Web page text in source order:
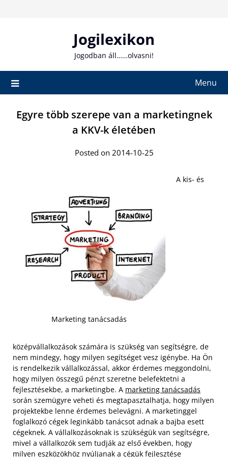
Jogilexikon
Jogodban áll……olvasni!
Menu
Egyre több szerepe van a marketingnek
a KKV-k életében
Posted on 2014-10-25
Marketing tanácsadás
A kis- és
középvállalkozások számára is szükség van segítségre, de
nem mindegy, hogy milyen segítséget vesz igénybe. Ha Ön
is rendelkezik vállalkozással, akkor érdemes meggondolni,
hogy milyen összegű pénzt szeretne belefektetni a
fejlesztésekbe, a marketingbe. A marketing tanácsadás
során szemügyre veheti és megtapasztalhatja, hogy milyen
projektekbe lenne érdemes belevágni. A marketinggel
foglalkozó cégek leginkább tanácsot adnak a bajba esett
cégeknek. A vállalkozásoknak is szükségük van segítségre,
mivel a vállalkozók sem tudják az első években, hogy
milyen eszközökhöz nyúljanak a cégük fejlesztése